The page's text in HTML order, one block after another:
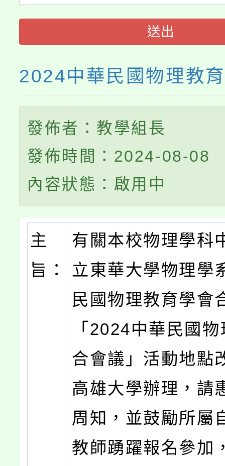
送出
2024中華民國物理教
發佈者：教學組長
發佈時間：2024-08-08
內容狀態：啟用中
主
旨：
有關本校物理學科
立東華大學物理學
民國物理教育學會
「2024中華民國
合會議」活動地點
高雄大學辦理，請
周知，並鼓勵所屬
教師踴躍報名參加